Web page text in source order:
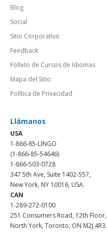
Blog
Social
Sitio Corporativo
Feedback
Folleto de Cursos de Idiomas
Mapa del Sitio
Política de Privacidad
Llámanos
USA
1-866-85-LINGO
(1-866-85-54646)
1-866-503-0728
347 5th Ave, Suite 1402-557,
New York, NY 10016, USA.
CAN
1-289-272-0100
251 Consumers Road, 12th Floor,
North York, Toronto, ON M2J 4R3.